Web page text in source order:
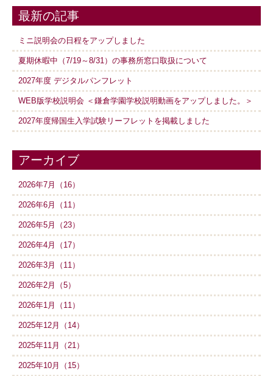
最新の記事
ミニ説明会の日程をアップしました
夏期休暇中（7/19～8/31）の事務所窓口取扱について
2027年度 デジタルパンフレット
WEB版学校説明会 ＜鎌倉学園学校説明動画をアップしました。＞
2027年度帰国生入学試験リーフレットを掲載しました
アーカイブ
2026年7月（16）
2026年6月（11）
2026年5月（23）
2026年4月（17）
2026年3月（11）
2026年2月（5）
2026年1月（11）
2025年12月（14）
2025年11月（21）
2025年10月（15）